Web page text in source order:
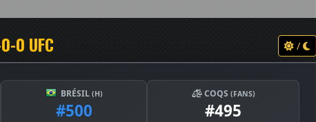
0 UFC /
BRÉSIL (H)
#500
COQS (FANS)
#495